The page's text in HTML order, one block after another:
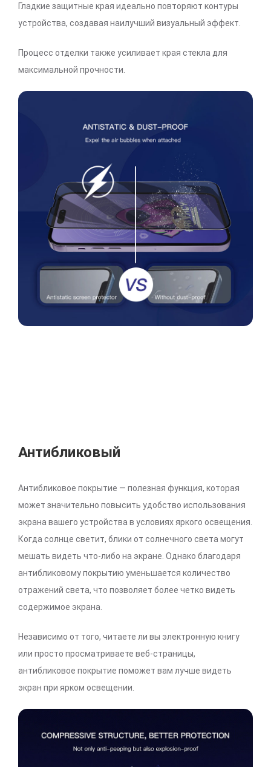
Гладкие защитные края идеально повторяют контуры
устройства, создавая наилучший визуальный эффект.
Процесс отделки также усиливает края стекла для
максимальной прочности.
Антибликовый
Антибликовое покрытие — полезная функция, которая
может значительно повысить удобство использования
экрана вашего устройства в условиях яркого освещения.
Когда солнце светит, блики от солнечного света могут
мешать видеть что-либо на экране. Однако благодаря
антибликовому покрытию уменьшается количество
отражений света, что позволяет более четко видеть
содержимое экрана.
Независимо от того, читаете ли вы электронную книгу
или просто просматриваете веб-страницы,
антибликовое покрытие поможет вам лучше видеть
экран при ярком освещении.